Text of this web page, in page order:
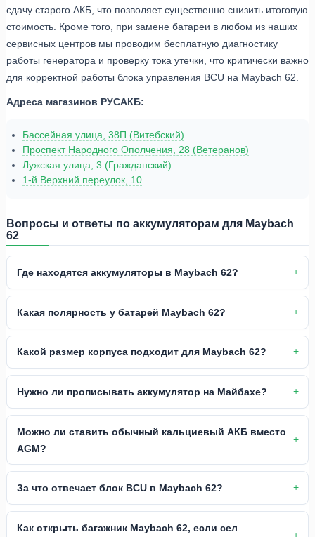
сдачу старого АКБ, что позволяет существенно снизить итоговую
стоимость. Кроме того, при замене батареи в любом из наших
сервисных центров мы проводим бесплатную диагностику
работы генератора и проверку тока утечки, что критически важно
для корректной работы блока управления BCU на Maybach 62.
Адреса магазинов РУСАКБ:
Бассейная улица, 38П (Витебский)
Проспект Народного Ополчения, 28 (Ветеранов)
Лужская улица, 3 (Гражданский)
1-й Верхний переулок, 10
Вопросы и ответы по аккумуляторам для Maybach
62
Где находятся аккумуляторы в Maybach 62?
Какая полярность у батарей Maybach 62?
Какой размер корпуса подходит для Maybach 62?
Нужно ли прописывать аккумулятор на Майбахе?
Можно ли ставить обычный кальциевый АКБ вместо
AGM?
За что отвечает блок BCU в Maybach 62?
Как открыть багажник Maybach 62, если сел